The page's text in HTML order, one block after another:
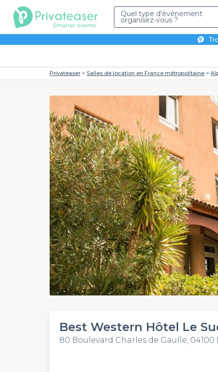
Quel type d'évènement
organisez-vous ?
Privateaser Salles de location en France métropolitaine
Best Western Hôtel Le
80 Boulevard Charles de Gaulle, 04100